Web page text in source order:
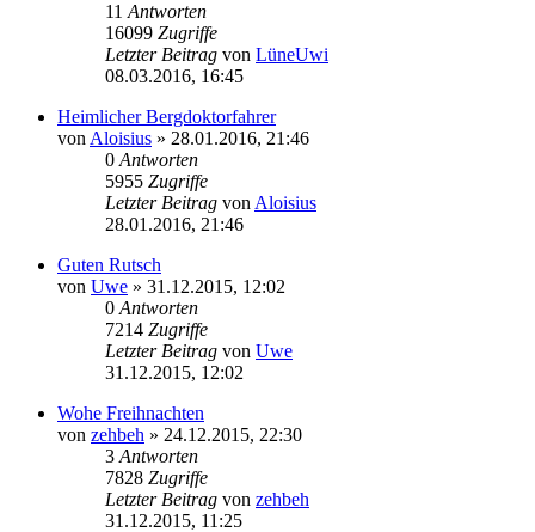
11 Antworten
16099 Zugriffe
Letzter Beitrag von LüneUwi
08.03.2016, 16:45
Heimlicher Bergdoktorfahrer
von Aloisius » 28.01.2016, 21:46
0 Antworten
5955 Zugriffe
Letzter Beitrag von Aloisius
28.01.2016, 21:46
Guten Rutsch
von Uwe » 31.12.2015, 12:02
0 Antworten
7214 Zugriffe
Letzter Beitrag von Uwe
31.12.2015, 12:02
Wohe Freihnachten
von zehbeh » 24.12.2015, 22:30
3 Antworten
7828 Zugriffe
Letzter Beitrag von zehbeh
31.12.2015, 11:25